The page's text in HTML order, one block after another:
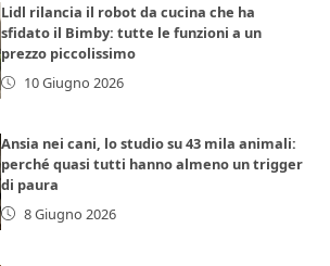
Lidl rilancia il robot da cucina che ha
sfidato il Bimby: tutte le funzioni a un
prezzo piccolissimo
10 Giugno 2026
Ansia nei cani, lo studio su 43 mila animali:
perché quasi tutti hanno almeno un trigger
di paura
8 Giugno 2026